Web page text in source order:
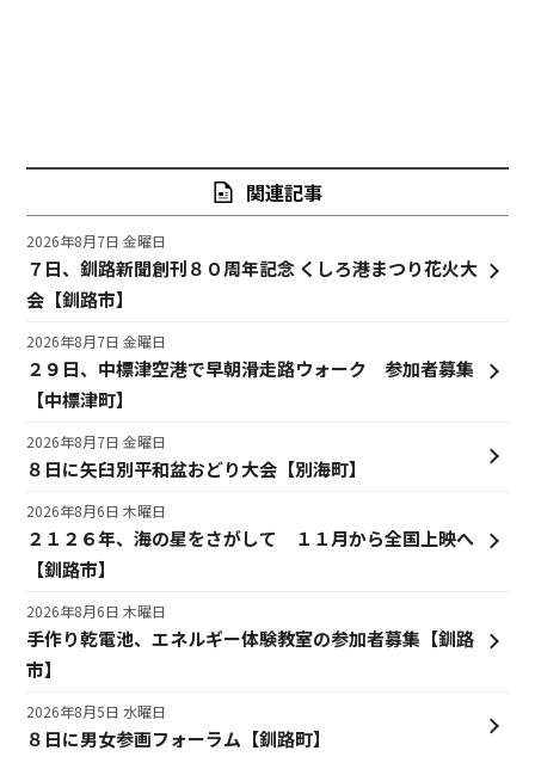
関連記事
７日、釧路新聞創刊８０周年記念 くしろ港まつり花火大
会【釧路市】
2026年8月7日 金曜日
２９日、中標津空港で早朝滑走路ウォーク 参加者募集
【中標津町】
2026年8月7日 金曜日
８日に矢臼別平和盆おどり大会【別海町】
2026年8月7日 金曜日
２１２６年、海の星をさがして １１月から全国上映へ
【釧路市】
2026年8月6日 木曜日
手作り乾電池、エネルギー体験教室の参加者募集【釧路
市】
2026年8月6日 木曜日
８日に男女参画フォーラム【釧路町】
2026年8月5日 水曜日